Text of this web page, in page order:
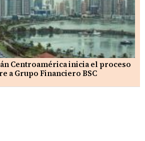
Centroamérica inicia el proceso
a Grupo Financiero BSC